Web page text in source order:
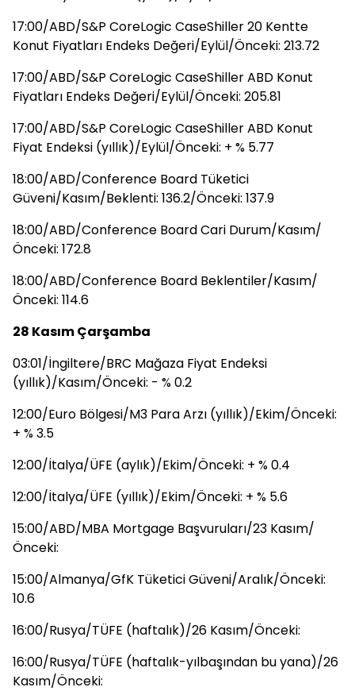
17:00/ABD/S&P CoreLogic CaseShiller 20 Kentte
Konut Fiyatları Endeks Değeri/Eylül/Önceki: 213.72
17:00/ABD/S&P CoreLogic CaseShiller ABD Konut
Fiyatları Endeks Değeri/Eylül/Önceki: 205.81
17:00/ABD/S&P CoreLogic CaseShiller ABD Konut
Fiyat Endeksi (yıllık)/Eylül/Önceki: + % 5.77
18:00/ABD/Conference Board Tüketici
Güveni/Kasım/Beklenti: 136.2/Önceki: 137.9
18:00/ABD/Conference Board Cari Durum/Kasım/
Önceki: 172.8
18:00/ABD/Conference Board Beklentiler/Kasım/
Önceki: 114.6
28 Kasım Çarşamba
03:01/İngiltere/BRC Mağaza Fiyat Endeksi
(yıllık)/Kasım/Önceki: - % 0.2
12:00/Euro Bölgesi/M3 Para Arzı (yıllık)/Ekim/Önceki:
+ % 3.5
12:00/İtalya/ÜFE (aylık)/Ekim/Önceki: + % 0.4
12:00/İtalya/ÜFE (yıllık)/Ekim/Önceki: + % 5.6
15:00/ABD/MBA Mortgage Başvuruları/23 Kasım/
Önceki:
15:00/Almanya/GfK Tüketici Güveni/Aralık/Önceki:
10.6
16:00/Rusya/TÜFE (haftalık)/26 Kasım/Önceki:
16:00/Rusya/TÜFE (haftalık-yılbaşından bu yana)/26
Kasım/Önceki: